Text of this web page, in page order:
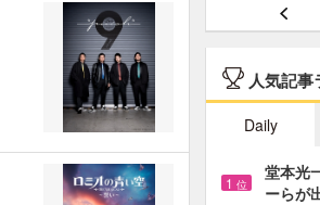
人気記
Daily
1 位
堂本光
ーらが